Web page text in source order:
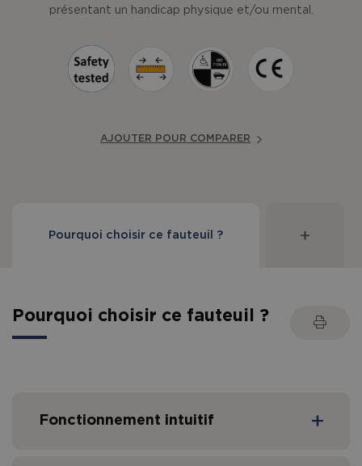
présentant un handicap physique et/ou mental.
AJOUTER POUR COMPARER
Pourquoi choisir ce fauteuil ?
Pourquoi choisir ce fauteuil ?
Fonctionnement intuitif